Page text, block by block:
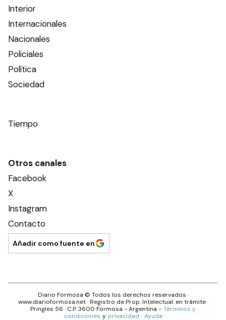
Interior
Internacionales
Nacionales
Policiales
Política
Sociedad
Tiempo
Otros canales
Facebook
X
Instagram
Contacto
Añadir como fuente en
Diario Formosa © Todos los derechos reservados ·
www.diarioformosa.net · Registro de Prop. Intelectual: en trámite ·
Pringles 56 · C.P.3600 Formosa - Argentina - Términos y
condiciones y privacidad · Ayuda